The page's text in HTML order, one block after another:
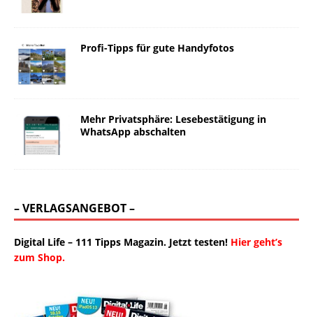
Profi-Tipps für gute Handyfotos
Mehr Privatsphäre: Lesebestätigung in
WhatsApp abschalten
– VERLAGSANGEBOT –
Digital Life – 111 Tipps Magazin. Jetzt testen! Hier geht’s
zum Shop.